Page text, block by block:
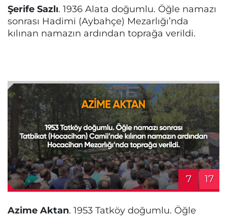
Şerife Sazlı. 1936 Alata doğumlu. Öğle namazı
sonrası Hadimi (Aybahçe) Mezarlığı’nda
kılınan namazın ardından toprağa verildi.
7 17
Azime Aktan. 1953 Tatköy doğumlu. Öğle